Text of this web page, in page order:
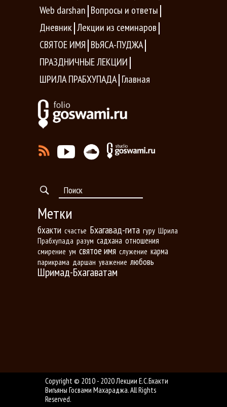
Web darshan Вопросы и ответы
Дневник Лекции из семинаров
СВЯТОЕ ИМЯ ВЬЯСА-ПУДЖА
ПРАЗДНИЧНЫЕ ЛЕКЦИИ
ШРИЛА ПРАБХУПАДА Главная
Метки
бхакти счастье Бхагавад-гита гуру Шрила
Прабхупада разум садхана отношения
смирение ум святое имя служение карма
парикрама даршан уважение любовь
Шримад-Бхагаватам
Copyright © 2010 - 2020 Лекции Е.С.Бхакти
Вигьяны Госвами Махараджа. All Rights
Reserved.